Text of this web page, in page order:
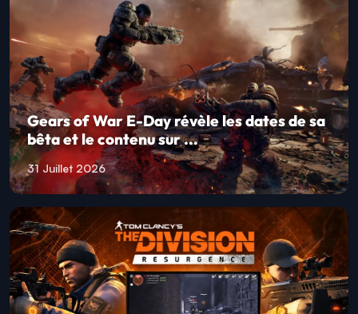
Gears of War E-Day révèle les dates de sa
bêta et le contenu sur ...
31 Juillet 2026